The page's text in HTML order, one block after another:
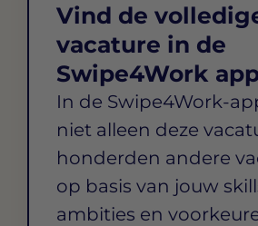
Vind de
vacature in de
Swipe4Work
In de Swipe4Work-
niet alleen deze
honderden andere
op basis van jouw
ambities en